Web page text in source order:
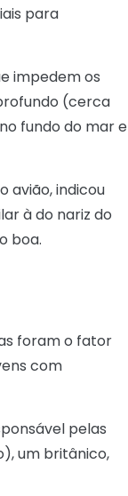
para
impedem os
(cerca
fundo do mar e
avião, indicou
à do nariz do
boa.
foram o fator
com
pelas
um britânico,